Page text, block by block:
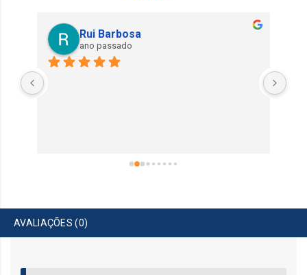
Rui Barbosa
ano passado
AVALIAÇÕES (0)